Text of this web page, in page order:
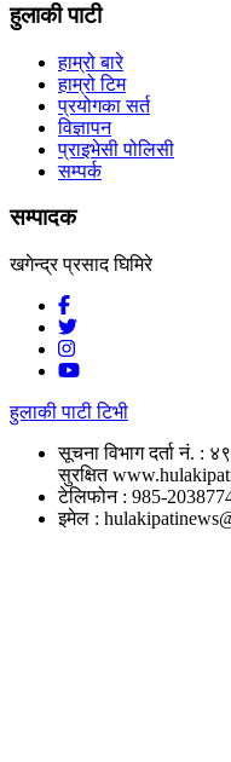
हुलाकी पाटी
हाम्रो बारे
हाम्रो टिम
प्रयोगका सर्त
विज्ञापन
प्राइभेसी पोलिसी
सम्पर्क
सम्पादक
खगेन्द्र प्रसाद घिमिरे
हुलाकी पाटी टिभी
सूचना विभाग दर्ता नं. :
सुरक्षित
टेलिफोन : 985-
इमेल :